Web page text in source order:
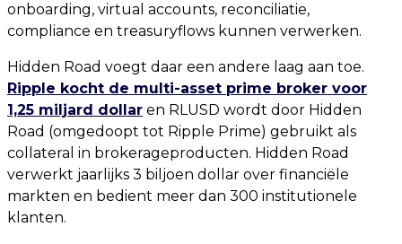
onboarding, virtual accounts, reconciliatie,
compliance en treasuryflows kunnen verwerken.
Hidden Road voegt daar een andere laag aan toe.
Ripple kocht de multi-asset prime broker voor
1,25 miljard dollar en RLUSD wordt door Hidden
Road (omgedoopt tot Ripple Prime) gebruikt als
collateral in brokerageproducten. Hidden Road
verwerkt jaarlijks 3 biljoen dollar over financiële
markten en bedient meer dan 300 institutionele
klanten.